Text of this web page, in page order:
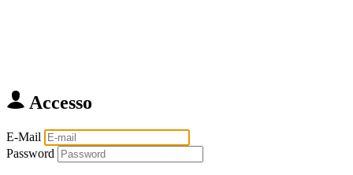
Accesso
E-Mail
Password